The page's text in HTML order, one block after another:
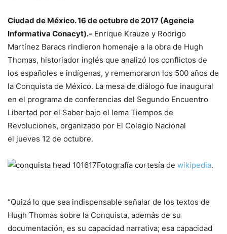
Ciudad de México. 16 de octubre de 2017 (Agencia
Informativa Conacyt).- Enrique Krauze y Rodrigo
Martínez Baracs rindieron homenaje a la obra de Hugh
Thomas, historiador inglés que analizó los conflictos de
los españoles e indígenas, y rememoraron los 500 años de
la Conquista de México. La mesa de diálogo fue inaugural
en el programa de conferencias del Segundo Encuentro
Libertad por el Saber bajo el lema Tiempos de
Revoluciones, organizado por El Colegio Nacional
el jueves 12 de octubre.
Fotografía cortesía de wikipedia.
“Quizá lo que sea indispensable señalar de los textos de
Hugh Thomas sobre la Conquista, además de su
documentación, es su capacidad narrativa; esa capacidad